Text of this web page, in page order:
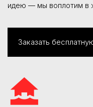
идею — мы воплотим в
Заказать